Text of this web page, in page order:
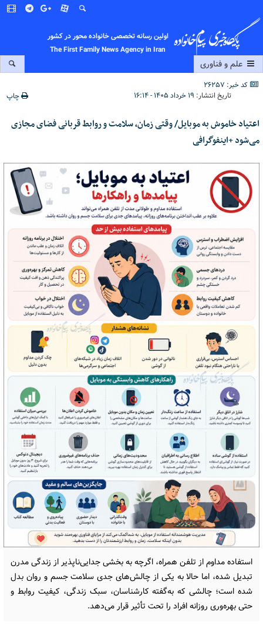
اولین رسانه تخصصی خانواده محور در کشور
The First Family News Agency in Iran
علم و فناوری
کد خبر: 26257
تاریخ انتشار: ۱۹ خرداد ۱۴۰۵ - ۱۶:۱۴ چاپ
اعتیاد خاموش به موبایل/ وقتی زمان، سلامت و روابط قربانی فضای مجازی
می‌شود +اینفوگرافی
استفاده مداوم از تلفن همراه، اگرچه به بخشی جدایی‌ناپذیر از زندگی مدرن
تبدیل شده، اما حالا به یکی از چالش‌های جدی سلامت جسم و روان بدل
شده است؛ چالشی که به‌گفته کارشناسان، سبک زندگی، کیفیت روابط و
حتی بهره‌وری روزانه افراد را تحت تأثیر قرار می‌دهد.